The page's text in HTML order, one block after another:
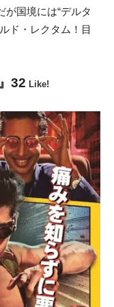
国境には“デルタ
ド・レクタム！目
』32 Like!